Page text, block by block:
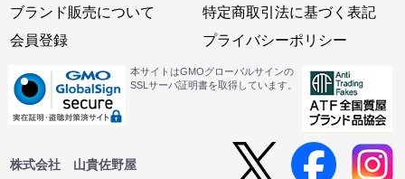
ブランド販売について
会員登録
特定商取引法に基づく表記
プライバシーポリシー
本サイトはGMOグローバルサインの
SSLサーバ証明書を取得しています。
株式会社 山貴佐野屋